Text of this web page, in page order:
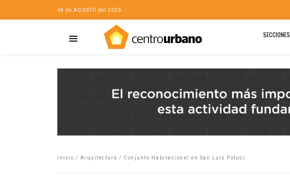
04 de AGOSTO del 2026
SECCIONES
Inicio / Arquitectura / Conjunto Habitacional en San Luís Potosí